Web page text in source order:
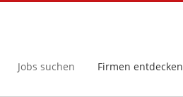
Jobs suchen Firmen entdecken